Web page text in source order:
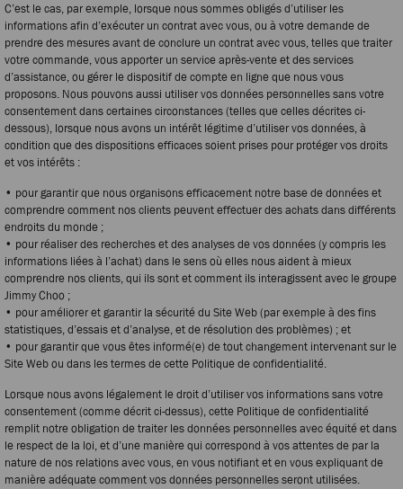
C’est le cas, par exemple, lorsque nous sommes obligés d’utiliser les
informations afin d’exécuter un contrat avec vous, ou à votre demande de
prendre des mesures avant de conclure un contrat avec vous, telles que traiter
votre commande, vous apporter un service après-vente et des services
d’assistance, ou gérer le dispositif de compte en ligne que nous vous
proposons. Nous pouvons aussi utiliser vos données personnelles sans votre
consentement dans certaines circonstances (telles que celles décrites ci-
dessous), lorsque nous avons un intérêt légitime d’utiliser vos données, à
condition que des dispositions efficaces soient prises pour protéger vos droits
et vos intérêts :
• pour garantir que nous organisons efficacement notre base de données et
comprendre comment nos clients peuvent effectuer des achats dans différents
endroits du monde ;
• pour réaliser des recherches et des analyses de vos données (y compris les
informations liées à l’achat) dans le sens où elles nous aident à mieux
comprendre nos clients, qui ils sont et comment ils interagissent avec le groupe
Jimmy Choo ;
• pour améliorer et garantir la sécurité du Site Web (par exemple à des fins
statistiques, d’essais et d’analyse, et de résolution des problèmes) ; et
• pour garantir que vous êtes informé(e) de tout changement intervenant sur le
Site Web ou dans les termes de cette Politique de confidentialité.
Lorsque nous avons légalement le droit d’utiliser vos informations sans votre
consentement (comme décrit ci-dessus), cette Politique de confidentialité
remplit notre obligation de traiter les données personnelles avec équité et dans
le respect de la loi, et d’une manière qui correspond à vos attentes de par la
nature de nos relations avec vous, en vous notifiant et en vous expliquant de
manière adéquate comment vos données personnelles seront utilisées.